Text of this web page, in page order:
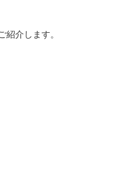
紹介します。